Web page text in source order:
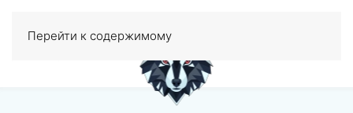
Перейти к содержимому
0